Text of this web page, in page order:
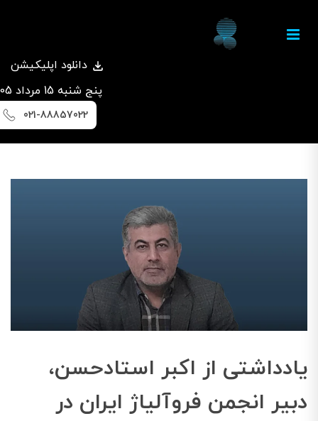
دانلود اپلیکیشن
پنج شنبه 15 مرداد 1405
021-88857022
یادداشتی از اکبر استادحسن،
دبير انجمن فروآلياژ ايران در